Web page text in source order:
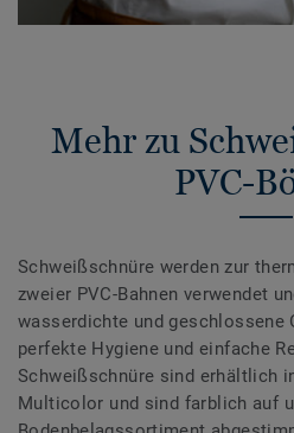
Mehr zu
PVC-
Schweißschnüre werden zur
zweier PVC-Bahnen verwendet
wasserdichte und geschlossene
perfekte Hygiene und einfache
Schweißschnüre sind erhältlich
Multicolor und sind farblich auf